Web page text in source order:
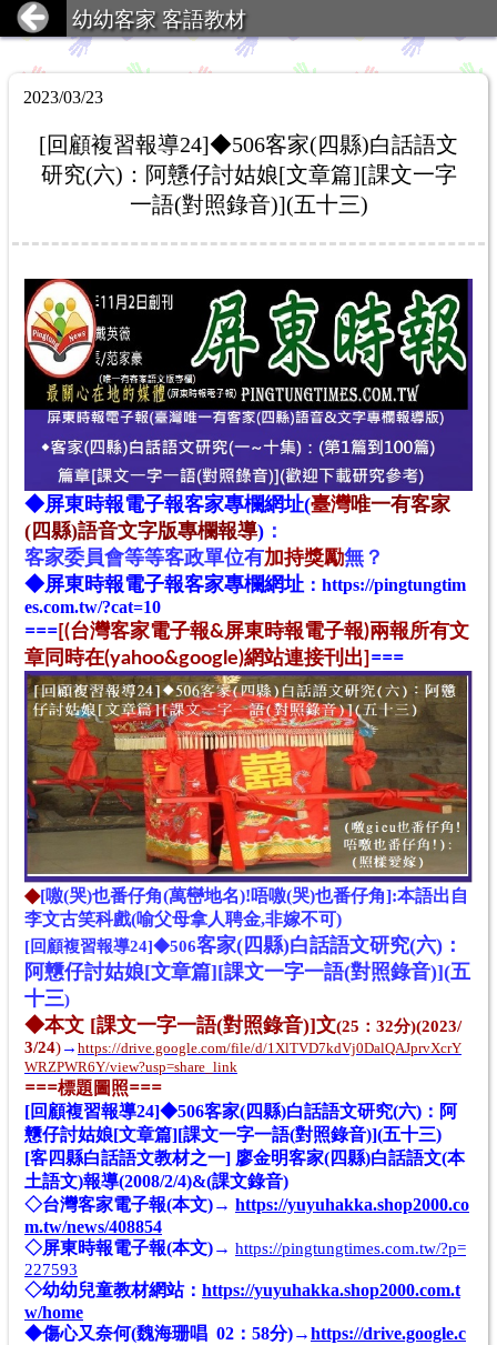
幼幼客家 客語教材
2023/03/23
[回顧複習報導24]◆506客家(四縣)白話語文
研究(六)：阿戇仔討姑娘[文章篇][課文一字
一語(對照錄音)](五十三)
◆屏東時報電子報客家專欄網址(臺灣唯一有客家
(四縣)語音文字版專欄報導) ：
客家委員會等等客政單位有加持獎勵無？
◆屏東時報電子報客家專欄網址 ： https://pingtungtim
es.com.tw/?cat=10
===[(台灣客家電子報&屏東時報電子報)兩報所有文
章同時在(yahoo&google)網站連接刊出] ===
◆[噭(哭)也番仔角(萬巒地名)!唔噭(哭)也番仔角]:本語出自
李文古笑科戲(喻父母拿人聘金,非嫁不可)
[回顧複習報導24]◆506客家(四縣)白話語文研究(六)：
阿戇仔討姑娘[文章篇][課文一字一語(對照錄音)](五
十三)
◆本文 [課文一字一語(對照錄音)]文(25：32分)(2023/
3/24)→ https://drive.google.com/file/d/1XlTVD7kdVj0DalQAJprvXcrY
WRZPWR6Y/view?usp=share_link
===標題圖照===
[回顧複習報導24]◆506客家(四縣)白話語文研究(六)：阿
戇仔討姑娘[文章篇][課文一字一語(對照錄音)](五十三)
[客四縣白話語文教材之一] 廖金明客家(四縣)白話語文(本
土語文)報導(2008/2/4)&(課文錄音)
◇台灣客家電子報(本文)→ https://yuyuhakka.shop2000.co
m.tw/news/408854
◇屏東時報電子報(本文)→ https://pingtungtimes.com.tw/?p=
227593
◇幼幼兒童教材網站： https://yuyuhakka.shop2000.com.t
w/home
◆傷心又奈何(魏海珊唱 02：58分)→https://drive.google.c